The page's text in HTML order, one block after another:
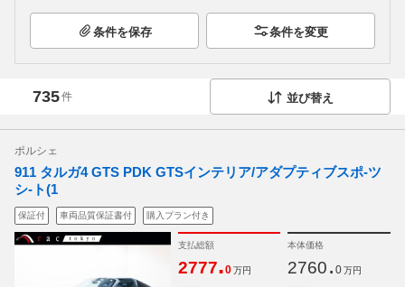
条件を保存 条件を変更
735件 並び替え
ポルシェ
911 タルガ4 GTS PDK GTSインテリア/アダプティブスポ-ツ
シ-ト(1
保証付 車両品質保証書付 購入プラン付き
支払総額
2777.0 万円
本体価格
2760. 0 万円